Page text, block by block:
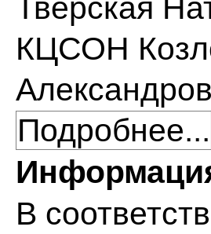
Тверская
КЦСОН
Подробнее...
В